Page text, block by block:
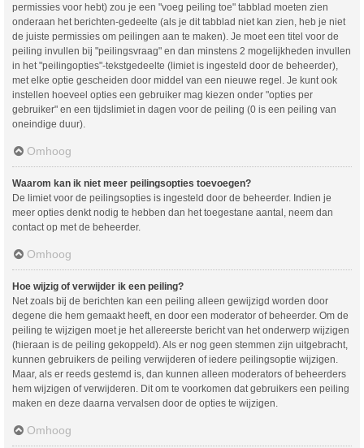
permissies voor hebt) zou je een "voeg peiling toe" tabblad moeten zien
onderaan het berichten-gedeelte (als je dit tabblad niet kan zien, heb je niet
de juiste permissies om peilingen aan te maken). Je moet een titel voor de
peiling invullen bij "peilingsvraag" en dan minstens 2 mogelijkheden invullen
in het "peilingopties"-tekstgedeelte (limiet is ingesteld door de beheerder),
met elke optie gescheiden door middel van een nieuwe regel. Je kunt ook
instellen hoeveel opties een gebruiker mag kiezen onder "opties per
gebruiker" en een tijdslimiet in dagen voor de peiling (0 is een peiling van
oneindige duur).
Omhoog
Waarom kan ik niet meer peilingsopties toevoegen?
De limiet voor de peilingsopties is ingesteld door de beheerder. Indien je
meer opties denkt nodig te hebben dan het toegestane aantal, neem dan
contact op met de beheerder.
Omhoog
Hoe wijzig of verwijder ik een peiling?
Net zoals bij de berichten kan een peiling alleen gewijzigd worden door
degene die hem gemaakt heeft, en door een moderator of beheerder. Om de
peiling te wijzigen moet je het allereerste bericht van het onderwerp wijzigen
(hieraan is de peiling gekoppeld). Als er nog geen stemmen zijn uitgebracht,
kunnen gebruikers de peiling verwijderen of iedere peilingsoptie wijzigen.
Maar, als er reeds gestemd is, dan kunnen alleen moderators of beheerders
hem wijzigen of verwijderen. Dit om te voorkomen dat gebruikers een peiling
maken en deze daarna vervalsen door de opties te wijzigen.
Omhoog